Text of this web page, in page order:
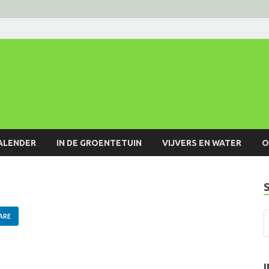
IN DE GROENTETUIN VIJVERS EN WATER